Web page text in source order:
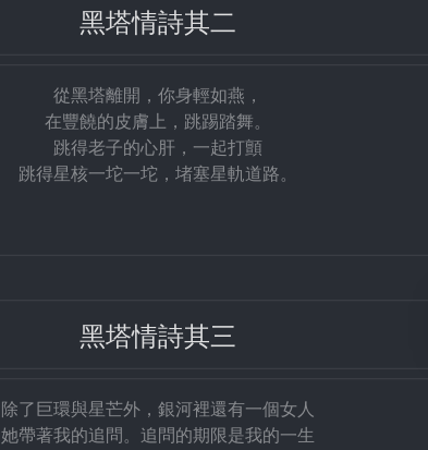
黑塔情詩其二
從黑塔離開，你身輕如燕，
在豐饒的皮膚上，跳踢踏舞。
跳得老子的心肝，一起打顫
跳得星核一坨一坨，堵塞星軌道路。
黑塔情詩其三
除了巨環與星芒外，銀河裡還有一個女人
她帶著我的追問。追問的期限是我的一生